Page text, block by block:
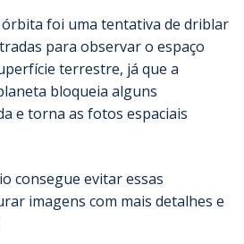
foi uma tentativa de driblar
para observar o espaço
terrestre, já que a
bloqueia alguns
e torna as fotos espaciais
consegue evitar essas
imagens com mais detalhes e